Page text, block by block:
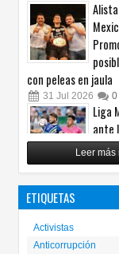
con peleas en jaula
31 Jul 2026 0
Liga
ante
un
Estrellas
29 Jul 2026
Leer
ETIQUETAS
Activistas
Anticorrupción